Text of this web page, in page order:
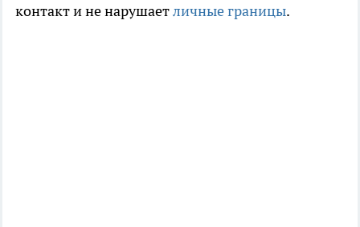
контакт и не нарушаетличные границы.